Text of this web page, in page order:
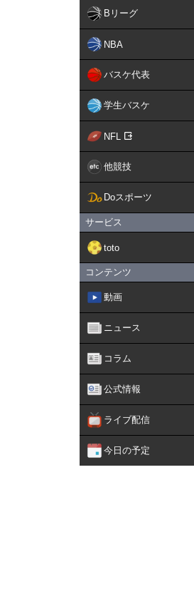
Bリーグ
NBA
バスケ代表
学生バスケ
NFL
他競技
Doスポーツ
サービス
toto
コンテンツ
動画
ニュース
コラム
公式情報
ライブ配信
今日の予定